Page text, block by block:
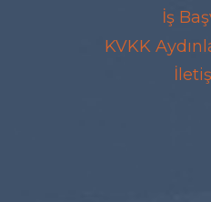
İş
KVKK